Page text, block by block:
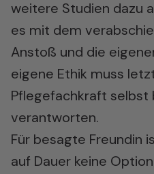
weitere Studien dazu
es mit dem
Anstoß und die
eigene Ethik muss
Pflegefachkraft selbst
verantworten.
Für besagte Freundin
auf Dauer keine